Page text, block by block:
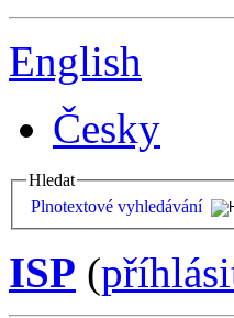
English
Česky
Hledat
Plnotextové vyhledávání
ISP (